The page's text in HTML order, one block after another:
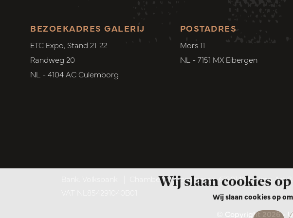
POSTADRES
Mors 11
NL - 7151 MX Eibergen
BEZOEKADRES GALERIJ
ETC Expo, Stand 21-22
Randweg 20
NL - 4104 AC Culemborg
Chamber of Commerce. 61301434 (Umo Art
© Copyright 2026 -
Wij slaan cookies
Wij slaan cookies op